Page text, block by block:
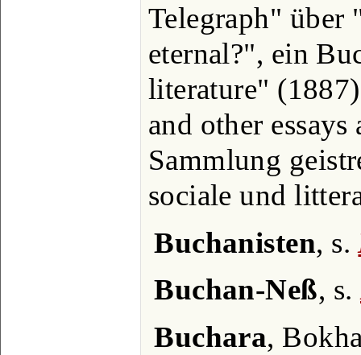
Telegraph" über
eternal?", ein
literature"
and other
Sammlung
sociale und
Buchanisten, s.
Buchan-Neß, s.
Buchara,